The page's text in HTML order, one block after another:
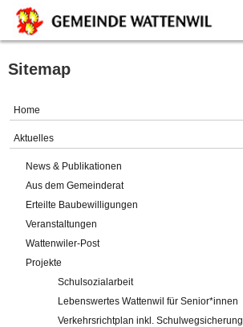
Home
Gemeinde
Verwaltung
Online-Service
Sitemap
Home
Aktuelles
News & Publikationen
Aus dem Gemeinderat
Erteilte Baubewilligungen
Veranstaltungen
Wattenwiler-Post
Projekte
Schulsozialarbeit
Lebenswertes Wattenwil für Senior*innen
Verkehrsrichtplan inkl. Schulwegsicherung